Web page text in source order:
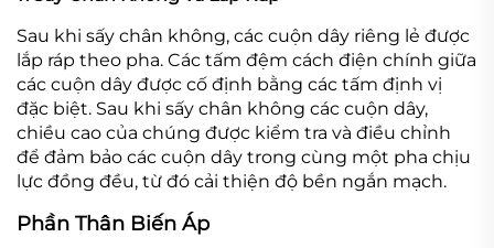
Sau khi sấy chân không, các cuộn dây riêng lẻ được
lắp ráp theo pha. Các tấm đệm cách điện chính giữa
các cuộn dây được cố định bằng các tấm định vị
đặc biệt. Sau khi sấy chân không các cuộn dây,
chiều cao của chúng được kiểm tra và điều chỉnh
để đảm bảo các cuộn dây trong cùng một pha chịu
lực đồng đều, từ đó cải thiện độ bền ngắn mạch.
Phần Thân Biến Áp